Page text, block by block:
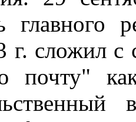
главного
сложил с
почту"